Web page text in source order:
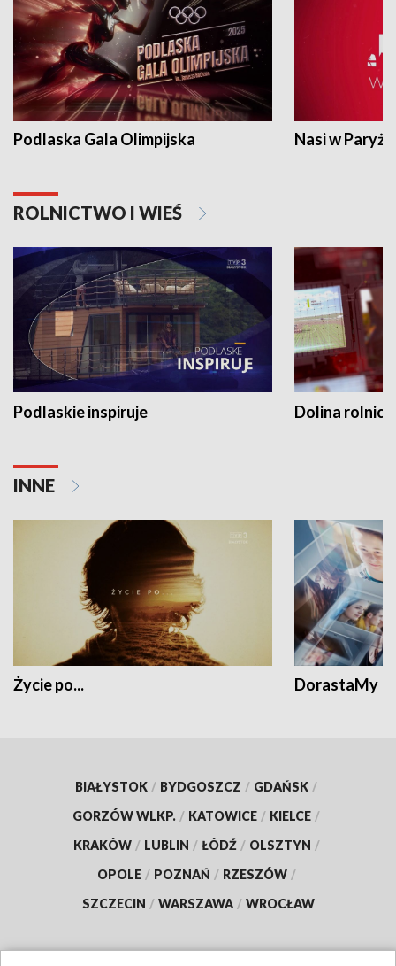
Podlaska Gala Olimpijska Nasi w Paryżu
ROLNICTWO I WIEŚ
Podlaskie inspiruje Dolina
INNE
Życie po... DorastaMy
BIAŁYSTOK / BYDGOSZCZ / GDAŃSK /
GORZÓW WLKP. / KATOWICE / KIELCE /
KRAKÓW / LUBLIN / ŁÓDŹ / OLSZTYN /
OPOLE / POZNAŃ / RZESZÓW /
SZCZECIN / WARSZAWA / WROCŁAW